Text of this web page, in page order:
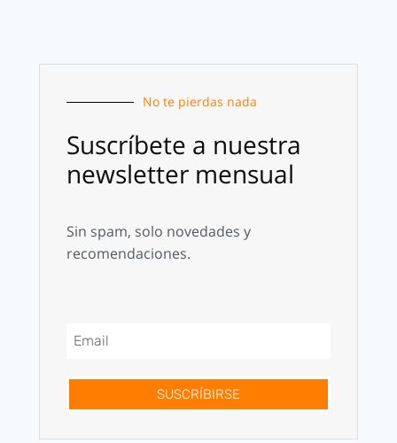
No te pierdas nada
Suscríbete a nuestra
newsletter mensual
Sin spam, solo novedades y
recomendaciones.
SUSCRÍBIRSE